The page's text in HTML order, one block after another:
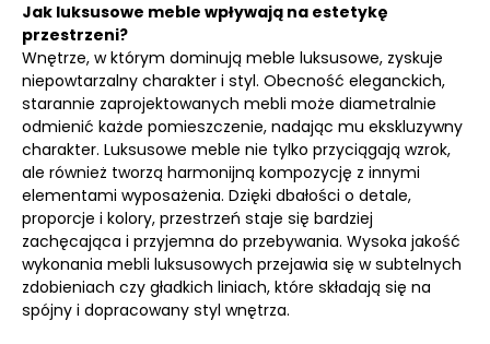
Jak luksusowe meble wpływają na estetykę
przestrzeni?
Wnętrze, w którym dominują meble luksusowe, zyskuje
niepowtarzalny charakter i styl. Obecność eleganckich,
starannie zaprojektowanych mebli może diametralnie
odmienić każde pomieszczenie, nadając mu ekskluzywny
charakter. Luksusowe meble nie tylko przyciągają wzrok,
ale również tworzą harmonijną kompozycję z innymi
elementami wyposażenia. Dzięki dbałości o detale,
proporcje i kolory, przestrzeń staje się bardziej
zachęcająca i przyjemna do przebywania. Wysoka jakość
wykonania mebli luksusowych przejawia się w subtelnych
zdobieniach czy gładkich liniach, które składają się na
spójny i dopracowany styl wnętrza.